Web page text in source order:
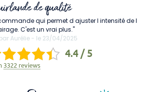
de qualité
qui permet d ajuster l intensité de l
C'est un vrai plus."
Aurélie - le 23/04/2025
4.4 / 5
3322 reviews